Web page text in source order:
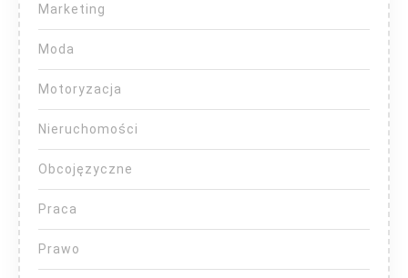
Marketing
Moda
Motoryzacja
Nieruchomości
Obcojęzyczne
Praca
Prawo